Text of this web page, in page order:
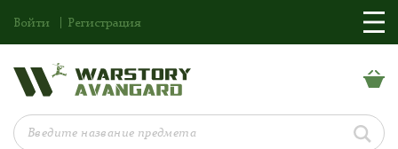
Войти Регистрация